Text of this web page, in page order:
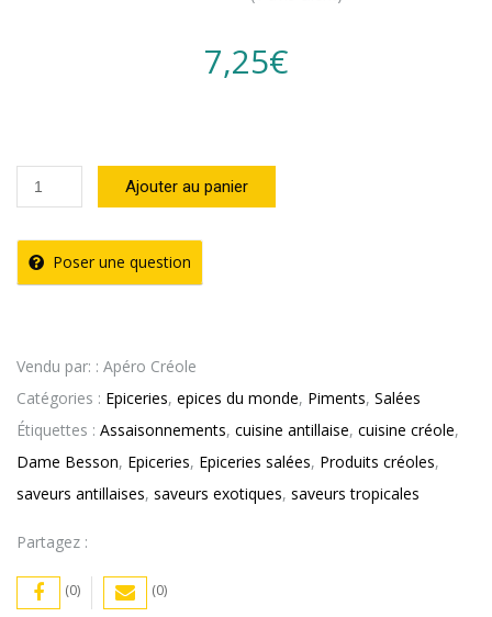
notation7,25€
quantité
de
Purée
de
Dame
Besson
(90g)
Ajouter au panier
Poser une question
Vendu par: : Apéro Créole
Catégories : Epiceries, epices du monde, Piments, Salées
Étiquettes : Assaisonnements, cuisine antillaise, cuisine créole,
Dame Besson, Epiceries, Epiceries salées, Produits créoles,
saveurs antillaises, saveurs exotiques, saveurs tropicales
Partagez :
(0) (0)